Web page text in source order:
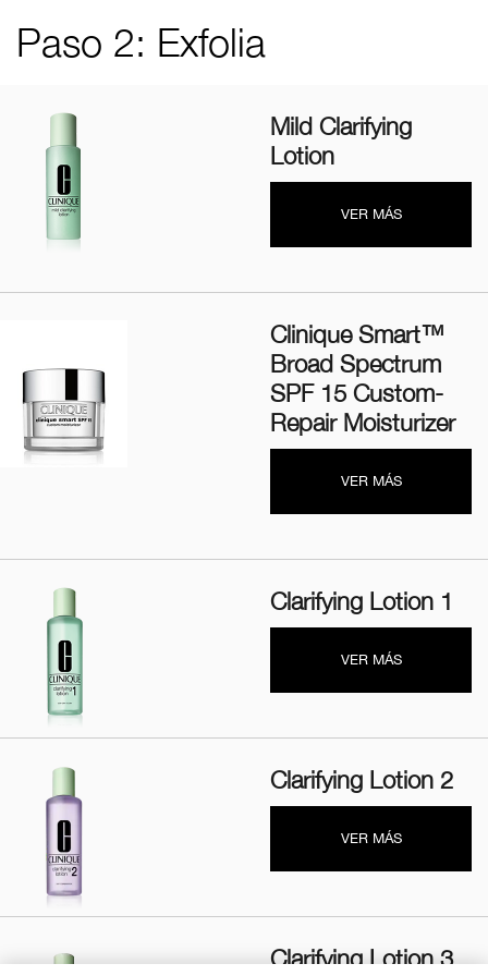
Paso 2: Exfolia
Mild Clarifying
Lotion
VER MÁS
Clinique Smart™
Broad Spectrum
SPF 15 Custom-
Repair Moisturizer
VER MÁS
Clarifying Lotion 1
VER MÁS
Clarifying Lotion 2
VER MÁS
Clarifying Lotion 3